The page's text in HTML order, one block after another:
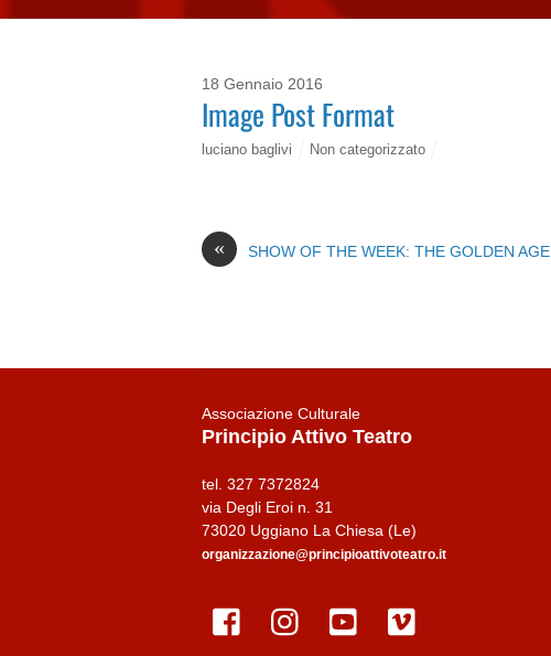
18 Gennaio 2016
Image Post Format
luciano baglivi Non categorizzato
« SHOW OF THE WEEK: THE GOLDEN AGE
Associazione Culturale
Principio Attivo Teatro
tel. 327 7372824
via Degli Eroi n. 31
73020 Uggiano La Chiesa (Le)
organizzazione@principioattivoteatro.it